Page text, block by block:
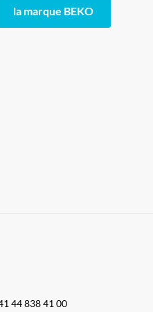
la marque BEKO
44 838 41 00